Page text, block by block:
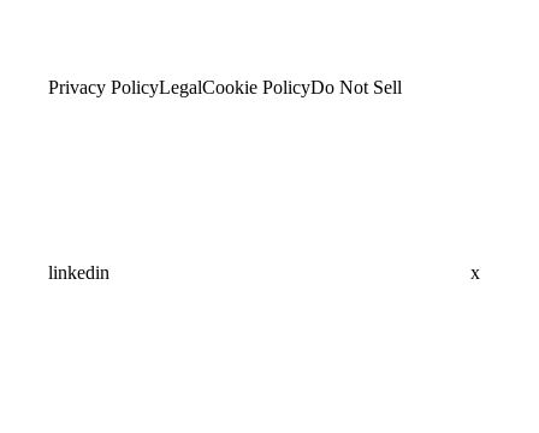
Privacy PolicyLegalCookie PolicyDo Not Sell
linkedin x